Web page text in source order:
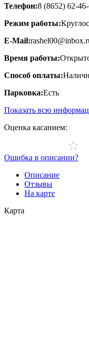
Телефон:8 (8652) 62-
Режим работы:
E-Mail:
Время работы:
Способ оплаты:
Парковка:Есть
Показать всю
Оценка касанием:
Ошибка в описании?
Описание
Отзывы
На карте
Карта